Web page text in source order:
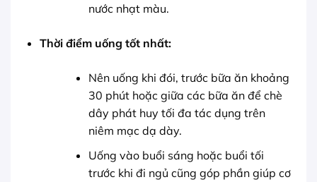
nước nhạt màu.
Thời điểm uống tốt nhất:
Nên uống khi đói, trước bữa ăn khoảng
30 phút hoặc giữa các bữa ăn để chè
dây phát huy tối đa tác dụng trên
niêm mạc dạ dày.
Uống vào buổi sáng hoặc buổi tối
trước khi đi ngủ cũng góp phần giúp cơ